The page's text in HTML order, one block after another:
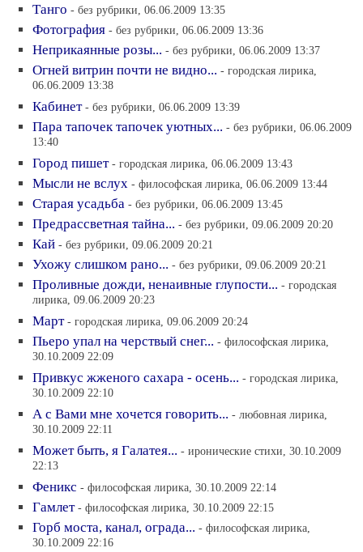
Танго - без рубрики, 06.06.2009 13:35
Фотография - без рубрики, 06.06.2009 13:36
Неприкаянные розы... - без рубрики, 06.06.2009 13:37
Огней витрин почти не видно... - городская лирика,
06.06.2009 13:38
Кабинет - без рубрики, 06.06.2009 13:39
Пара тапочек тапочек уютных... - без рубрики, 06.06.2009
13:40
Город пишет - городская лирика, 06.06.2009 13:43
Мысли не вслух - философская лирика, 06.06.2009 13:44
Старая усадьба - без рубрики, 06.06.2009 13:45
Предрассветная тайна... - без рубрики, 09.06.2009 20:20
Кай - без рубрики, 09.06.2009 20:21
Ухожу слишком рано... - без рубрики, 09.06.2009 20:21
Проливные дожди, ненаивные глупости... - городская
лирика, 09.06.2009 20:23
Март - городская лирика, 09.06.2009 20:24
Пьеро упал на черствый снег... - философская лирика,
30.10.2009 22:09
Привкус жженого сахара - осень... - городская лирика,
30.10.2009 22:10
А с Вами мне хочется говорить... - любовная лирика,
30.10.2009 22:11
Может быть, я Галатея... - иронические стихи, 30.10.2009
22:13
Феникс - философская лирика, 30.10.2009 22:14
Гамлет - философская лирика, 30.10.2009 22:15
Горб моста, канал, ограда... - философская лирика,
30.10.2009 22:16